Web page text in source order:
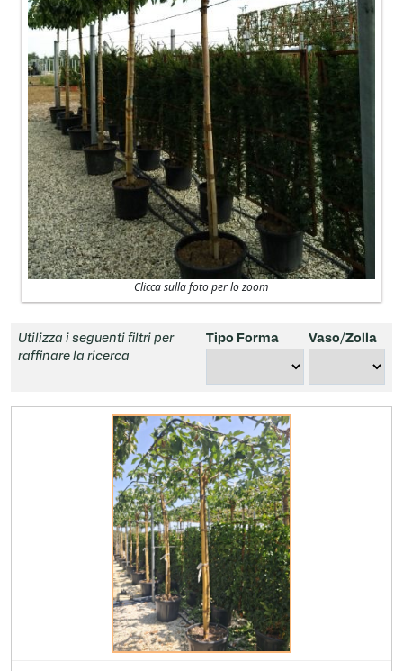
Clicca sulla foto per lo zoom
Utilizza i seguenti filtri per
raffinare la ricerca
Tipo Forma Vaso/Zolla